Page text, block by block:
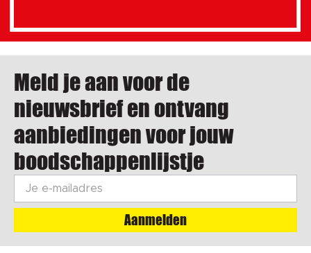
Meld je aan voor de
nieuwsbrief en ontvang
aanbiedingen voor jouw
boodschappenlijstje
Aanmelden